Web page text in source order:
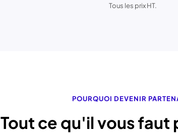
Tous les prix HT.
POURQUOI DEVENIR
Tout ce qu'il vous faut